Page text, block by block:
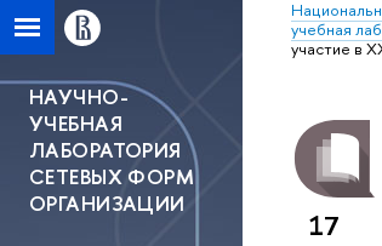
учебная
участие в
НАУЧНО-
УЧЕБНАЯ
ЛАБОРАТОРИЯ
СЕТЕВЫХ ФОРМ
ОРГАНИЗАЦИИ
17